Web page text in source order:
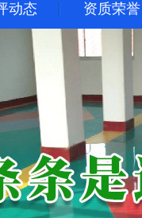
动态 资质荣誉